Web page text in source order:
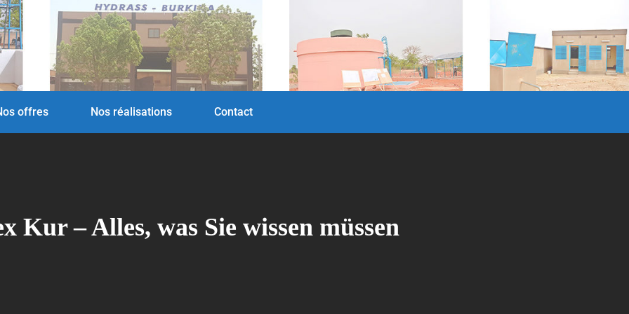
offres Nos réalisations Contact
Kur – Alles, was Sie wissen müssen